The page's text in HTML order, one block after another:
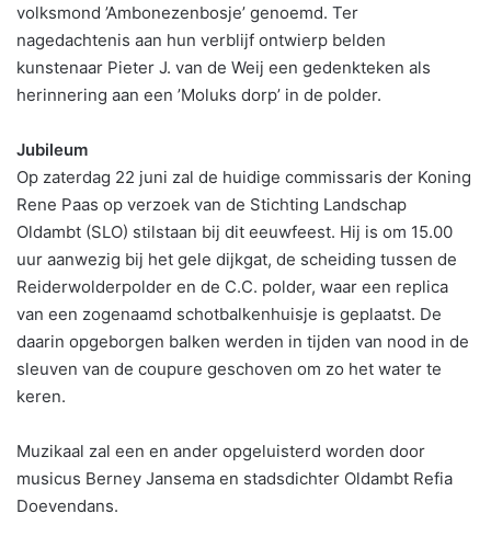
volksmond ’Ambonezenbosje’ genoemd. Ter
nagedachtenis aan hun verblijf ontwierp belden
kunstenaar Pieter J. van de Weij een gedenkteken als
herinnering aan een ’Moluks dorp’ in de polder.
Jubileum
Op zaterdag 22 juni zal de huidige commissaris der Koning
Rene Paas op verzoek van de Stichting Landschap
Oldambt (SLO) stilstaan bij dit eeuwfeest. Hij is om 15.00
uur aanwezig bij het gele dijkgat, de scheiding tussen de
Reiderwolderpolder en de C.C. polder, waar een replica
van een zogenaamd schotbalkenhuisje is geplaatst. De
daarin opgeborgen balken werden in tijden van nood in de
sleuven van de coupure geschoven om zo het water te
keren.
Muzikaal zal een en ander opgeluisterd worden door
musicus Berney Jansema en stadsdichter Oldambt Refia
Doevendans.